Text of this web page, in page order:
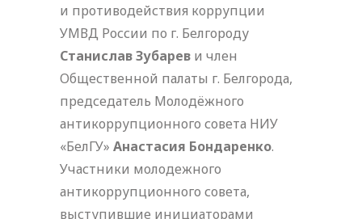
и противодействия коррупции
УМВД России по г. Белгороду
Станислав Зубарев и член
Общественной палаты г. Белгорода,
председатель Молодёжного
антикоррупционного совета НИУ
«БелГУ» Анастасия Бондаренко.
Участники молодежного
антикоррупционного совета,
выступившие инициаторами